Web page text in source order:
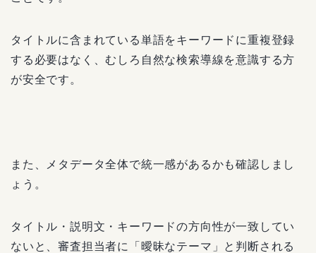
タイトルに含まれている単語をキーワードに重複登録
する必要はなく、むしろ自然な検索導線を意識する方
が安全です。
また、メタデータ全体で統一感があるかも確認しまし
ょう。
タイトル・説明文・キーワードの方向性が一致してい
ないと、審査担当者に「曖昧なテーマ」と判断される